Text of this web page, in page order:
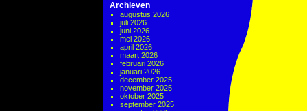
Archieven
augustus 2026
juli 2026
juni 2026
mei 2026
april 2026
maart 2026
februari 2026
januari 2026
december 2025
november 2025
oktober 2025
september 2025